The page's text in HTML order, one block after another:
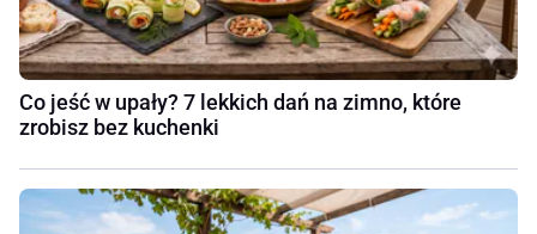
Co jeść w upały? 7 lekkich dań na zimno, które
zrobisz bez kuchenki